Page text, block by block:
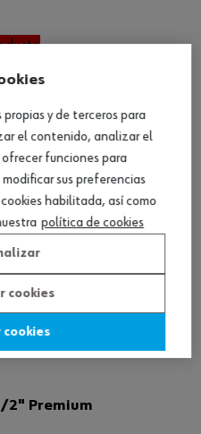
2" Premium
y de terceros para
el contenido, analizar el
funciones para
sus preferencias
habilitada, así como
política de cookies
cookies
cookies